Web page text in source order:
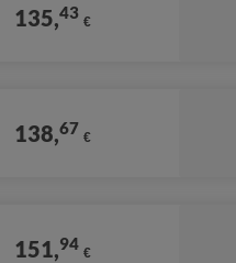
135,43 €
138,67 €
151,94 €